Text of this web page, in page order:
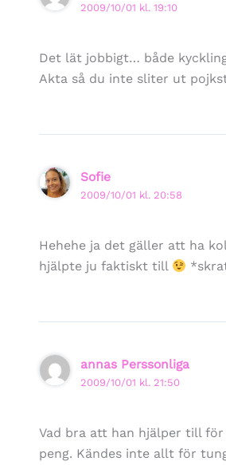
2009/10/01 kl. 19:10
Det lät jobbigt… både
Akta så du inte sliter ut
Sofie
2009/10/01 kl. 20:58
Hehehe ja det gäller att ha
hjälpte ju faktiskt till
annas Perssonliga
2009/10/01 kl. 21:50
Vad bra att han hjälper till
peng. Kändes inte allt för